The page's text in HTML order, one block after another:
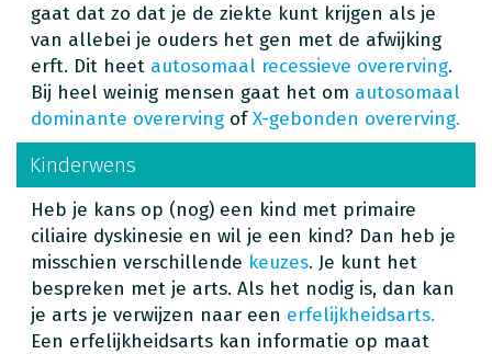
gaat dat zo dat je de ziekte kunt krijgen als je
van allebei je ouders het gen met de afwijking
erft. Dit heet autosomaal recessieve overerving.
Bij heel weinig mensen gaat het om autosomaal
dominante overerving ofX-gebonden overerving.
Kinderwens
Heb je kans op (nog) een kind met primaire
ciliaire dyskinesie en wil je een kind? Dan heb je
misschien verschillende keuzes. Je kunt het
bespreken met je arts. Als het nodig is, dan kan
je arts je verwijzen naar een erfelijkheidsarts.
Een erfelijkheidsarts kan informatie op maat